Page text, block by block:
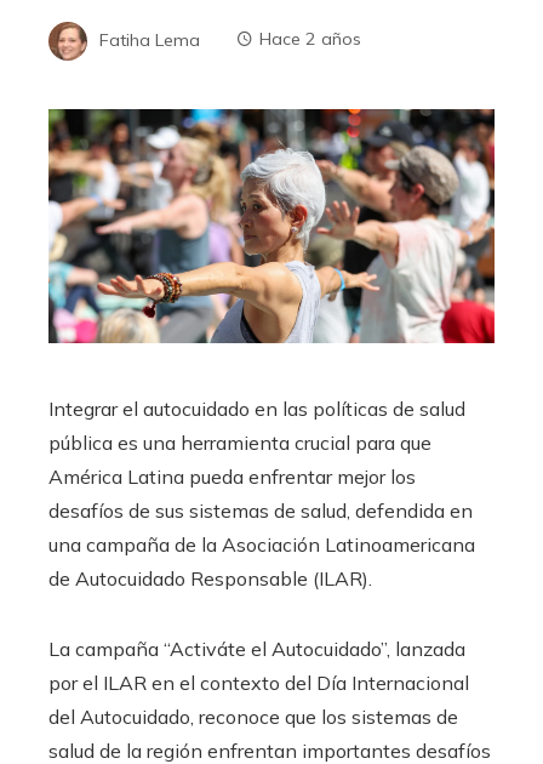
Fatiha Lema Hace 2 años
Integrar el autocuidado en las políticas de salud
pública es una herramienta crucial para que
América Latina pueda enfrentar mejor los
desafíos de sus sistemas de salud, defendida en
una campaña de la Asociación Latinoamericana
de Autocuidado Responsable (ILAR).
La campaña “Activáte el Autocuidado”, lanzada
por el ILAR en el contexto del Día Internacional
del Autocuidado, reconoce que los sistemas de
salud de la región enfrentan importantes desafíos